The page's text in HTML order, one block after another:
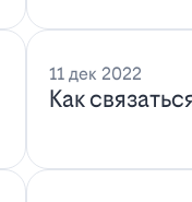
11 дек 2022
Как